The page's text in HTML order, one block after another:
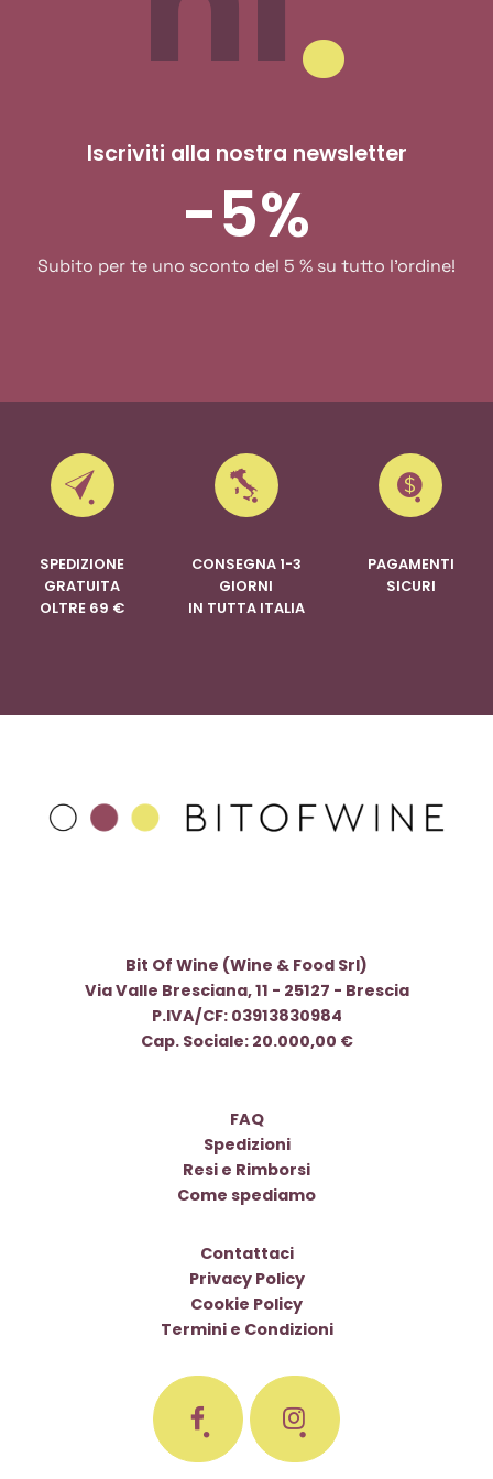
Iscriviti alla nostra newsletter
-5%
Subito per te uno sconto del 5 % su tutto l'ordine!
SPEDIZIONE
GRATUITA
OLTRE 69 €
CONSEGNA 1-3
GIORNI
IN TUTTA ITALIA
PAGAMENTI
SICURI
Bit Of Wine (Wine & Food Srl)
Via Valle Bresciana, 11 - 25127 - Brescia
P.IVA/CF: 03913830984
Cap. Sociale: 20.000,00 €
FAQ
Spedizioni
Resi e Rimborsi
Come spediamo
Contattaci
Privacy Policy
Cookie Policy
Termini e Condizioni